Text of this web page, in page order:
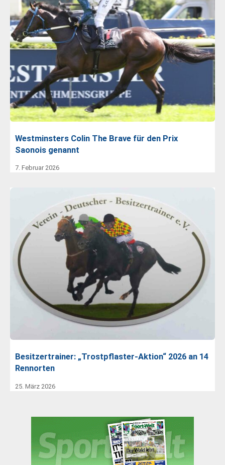
Westminsters Colin The Brave für den Prix
Saonois genannt
7. Februar 2026
Besitzertrainer: „Trostpflaster-Aktion“ 2026 an 14
Rennorten
25. März 2026